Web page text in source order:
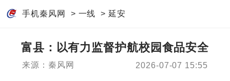
手机秦风网 > 一线 > 延安
富县：以有力监督护航校园食品安全
来源：秦风网 2026-07-07 15:55